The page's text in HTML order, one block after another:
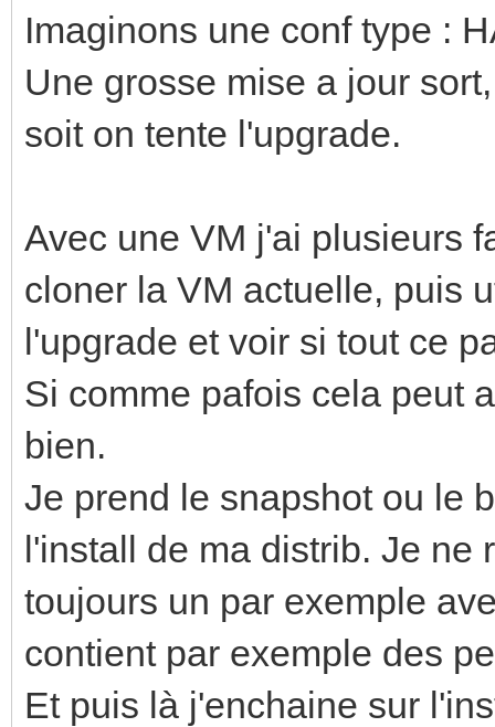
Imaginons une conf type :
Une grosse mise a jour
soit on tente l'upgrade.
Avec une VM j'ai plusieurs
cloner la VM actuelle, puis
l'upgrade et voir si tout ce
Si comme pafois cela peut
bien.
Je prend le snapshot ou le
l'install de ma distrib. Je ne
toujours un par exemple
contient par exemple des
Et puis là j'enchaine sur